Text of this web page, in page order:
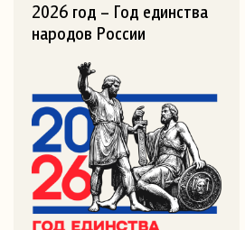
2026 год – Год единства
народов России